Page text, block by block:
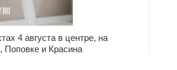
4 августа в центре, на
Поповке и Красина